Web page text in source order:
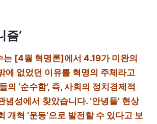
즘’
는 [4월 혁명론]에서 4.19가 미완의
에 없었던 이유를 혁명의 주체라고
의 ‘순수함’, 즉, 사회의 정치경제적
념성에서 찾았습니다. ‘안녕들’ 현상
개혁 ‘운동’으로 발전할 수 있다고 보